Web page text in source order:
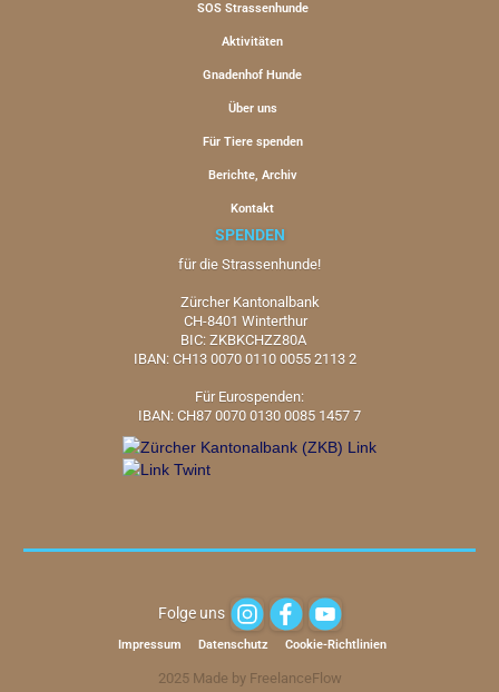
SOS Strassenhunde
Aktivitäten
Gnadenhof Hunde
Über uns
Für Tiere spenden
Berichte, Archiv
Kontakt
SPENDEN
für die Strassenhunde!
Zürcher Kantonalbank
CH-8401 Winterthur
BIC: ZKBKCHZZ80A
IBAN: CH13 0070 0110 0055 2113 2
Für Eurospenden:
IBAN: CH87 0070 0130 0085 1457 7
2025 Made by FreelanceFlow
Impressum Datenschutz Cookie-Richtlinien
Folge uns